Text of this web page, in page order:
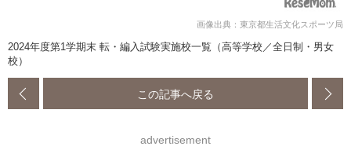
画像出典：東京都生活文化スポーツ局
2024年度第1学期末 転・編入試験実施校一覧（高等学校／全日制・男女
校）
この記事へ戻る
advertisement